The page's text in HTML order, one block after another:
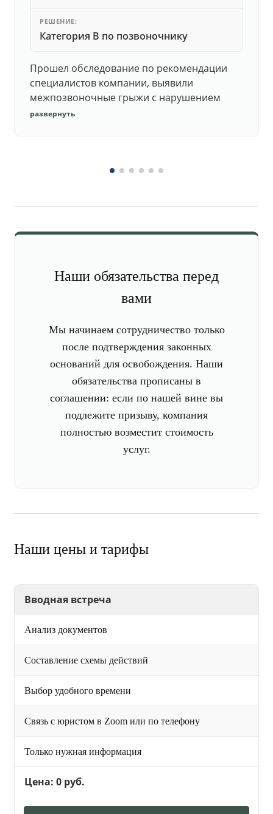
РЕШЕНИЕ:
Категория В по позвоночнику
Прошел обследование по рекомендации
специалистов компании, выявили
межпозвоночные грыжи с нарушением
функций. Юристы подготовили документы,
развернуть
Наши обязательства перед
вами
Мы начинаем сотрудничество только
после подтверждения законных
оснований для освобождения. Наши
обязательства прописаны в
соглашении: если по нашей вине вы
подлежите призыву, компания
полностью возместит стоимость
услуг.
Наши цены и тарифы
Вводная встреча
Анализ документов
Составление схемы действий
Выбор удобного времени
Связь с юристом в Zoom или по телефону
Только нужная информация
Цена: 0 руб.